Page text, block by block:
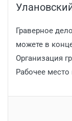
Граверное
можете в
Организация
Рабочее